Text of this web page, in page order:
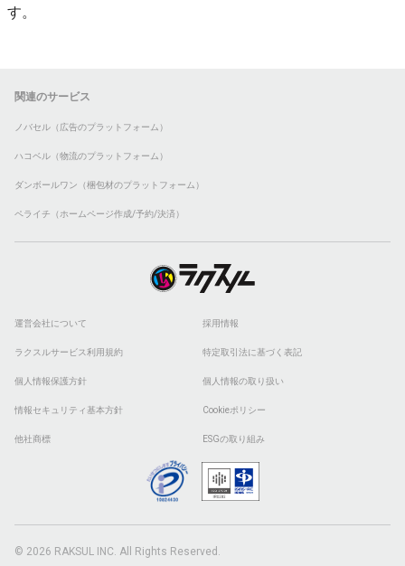
す。
関連のサービス
ノバセル（広告のプラットフォーム）
ハコベル（物流のプラットフォーム）
ダンボールワン（梱包材のプラットフォーム）
ペライチ（ホームページ作成/予約/決済）
運営会社について 採用情報
ラクスルサービス利用規約 特定取引法に基づく表記
個人情報保護方針 個人情報の取り扱い
情報セキュリティ基本方針 Cookieポリシー
他社商標 ESGの取り組み
© 2026 RAKSUL INC. All Rights Reserved.